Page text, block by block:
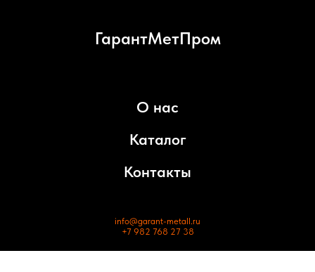
ГарантМетПром
О нас
Каталог
Контакты
info@garant-metall.ru
+7 982 768 27 38